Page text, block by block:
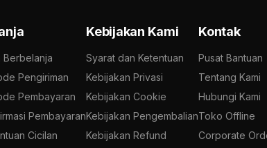
Berbelanja
Pengiriman
Pembayaran
Pembayaran
Cicilan
Kebijakan Kami
Syarat dan Ketentuan
Kebijakan Privasi
Kebijakan Cookie
Kebijakan Pengembalian
Kebijakan Refund
Kontak
Pusat Bantuan
Tentang Kami
Hubungi Kami
Toko Offline
Corporate